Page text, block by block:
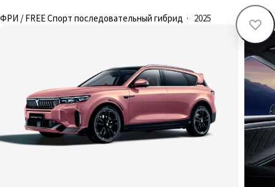
ФРИ / FREE Спорт последовательный гибрид · 2025